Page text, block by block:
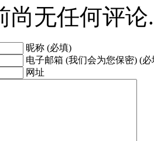
尚无任何评论.
昵称 (必填)
电子邮箱 (我们会为您保密) (必
网址